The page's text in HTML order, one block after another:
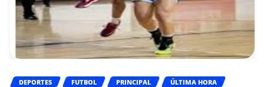
DEPORTES FUTBOL PRINCIPAL ÚLTIMA HORA